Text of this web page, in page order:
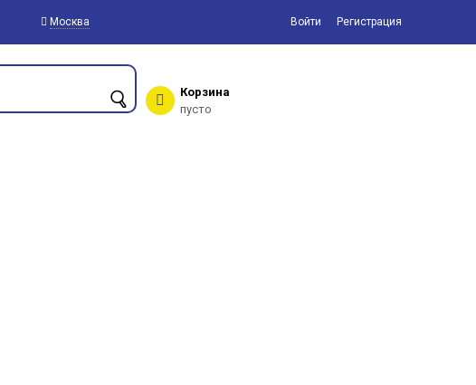
Москва Войти Регистрация
Корзина
пусто